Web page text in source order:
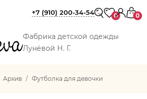
Фабрика детской одежды
Лунёвой Н. Г.
+7 (910) 200-34-54 0 0
Архив Футболка для девочки